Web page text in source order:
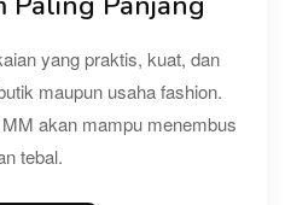
yang praktis, kuat, dan
maupun usaha fashion.
akan mampu menembus
tebal.